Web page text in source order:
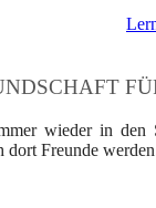
wieder in den
dort Freunde